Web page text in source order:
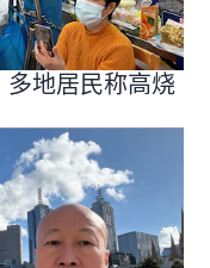
地居民称高烧